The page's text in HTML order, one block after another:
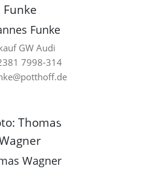
Funke
GW Audi
7998-314
Wagner